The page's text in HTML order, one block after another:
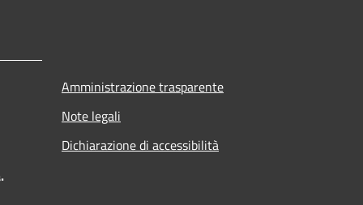
Amministrazione trasparente
Note legali
Dichiarazione di accessibilità